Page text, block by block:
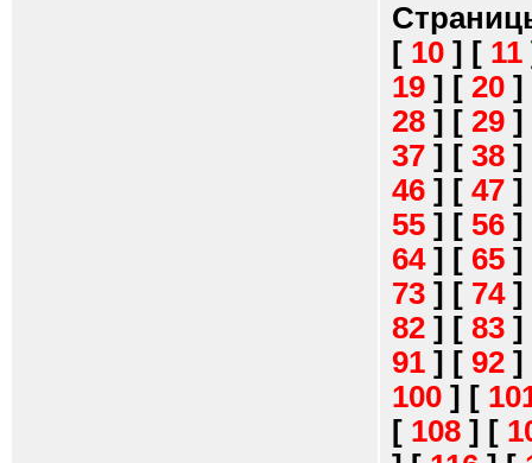
[ 10 ] [ 11
19 ] [ 20 ]
28 ] [ 29 ]
37 ] [ 38 ]
46 ] [ 47 ]
55 ] [ 56 ]
64] [ 65 ]
73 ] [ 74]
82 ] [ 83 ]
91 ] [ 92 ]
100 ] [
[ 108 ] [